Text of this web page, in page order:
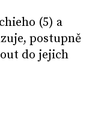
(5) a
postupně
do jejich